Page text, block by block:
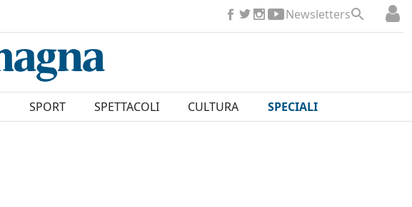
Newsletters
SPORT SPETTACOLI CULTURA SPECIALI